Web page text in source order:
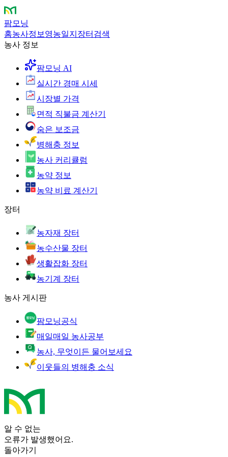
팜모닝
홈농사정보 영농일지 장터 검색
농사 정보
팜모닝 AI
실시간 경매 시세
시장별 가격
면적 직불금 계산기
숨은 보조금
병해충 정보
농사 커리큘럼
농약 정보
농약 비료 계산기
장터
농자재 장터
농수산물 장터
생활잡화 장터
농기계 장터
농사 게시판
팜모닝공식
매일매일 농사공부
농사, 무엇이든 물어보세요
이웃들의 병해충 소식
알 수 없는
오류가 발생했어요.
돌아가기